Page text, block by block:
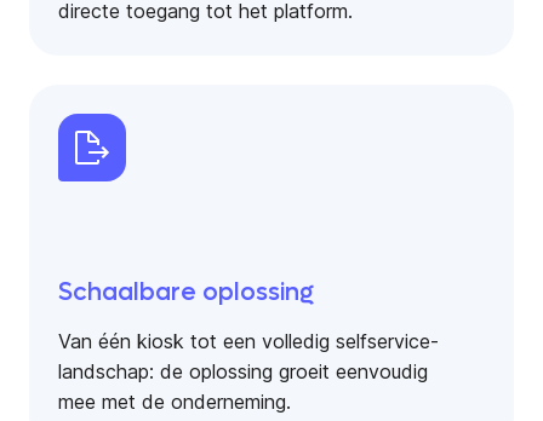
directe toegang tot het platform.
Schaalbare oplossing
Van één kiosk tot een volledig selfservice-
landschap: de oplossing groeit eenvoudig
mee met de onderneming.